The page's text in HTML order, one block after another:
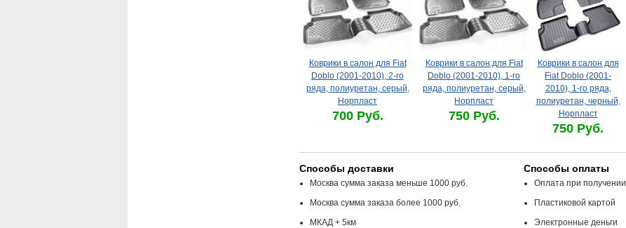
Коврики в салон для Fiat
Doblo (2001-2010), 2-го
ряда, полиуретан, серый,
Норпласт
700 Руб.
Коврики в салон для Fiat
Doblo (2001-2010), 1-го
ряда, полиуретан, серый,
Норпласт
750 Руб.
Коврики в салон для
Fiat Doblo (2001-
2010), 1-го ряда,
полиуретан, черный,
Норпласт
750 Руб.
Способы доставки
Москва сумма заказа меньше 1000 руб.
Москва сумма заказа более 1000 руб.
МКАД + 5км
Способы оплаты
Оплата при получении
Пластиковой картой
Электронные деньги